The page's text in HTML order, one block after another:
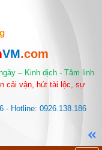
VM.com
– Kinh dịch - Tâm linh
cải vận, hút tài lộc, sự
- Hotline: 0926.138.186